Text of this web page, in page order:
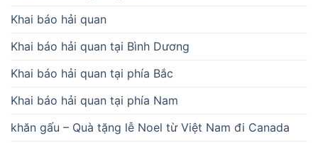
Khai báo hải quan
Khai báo hải quan tại Bình Dương
Khai báo hải quan tại phía Bắc
Khai báo hải quan tại phía Nam
khăn gấu – Quà tặng lễ Noel từ Việt Nam đi Canada